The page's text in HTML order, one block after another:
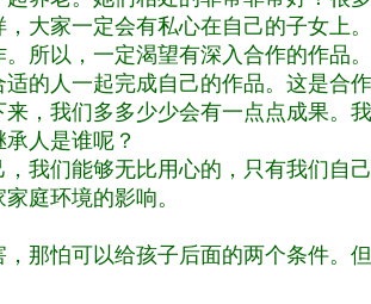
大家一定会有私心在自己的子女
所以，一定渴望有深入合作的作品
的人一起完成自己的作品。这是合
，我们多多少少会有一点点成果。
人是谁呢？
我们能够无比用心的，只有我们自
庭环境的影响。
那怕可以给孩子后面的两个条件。